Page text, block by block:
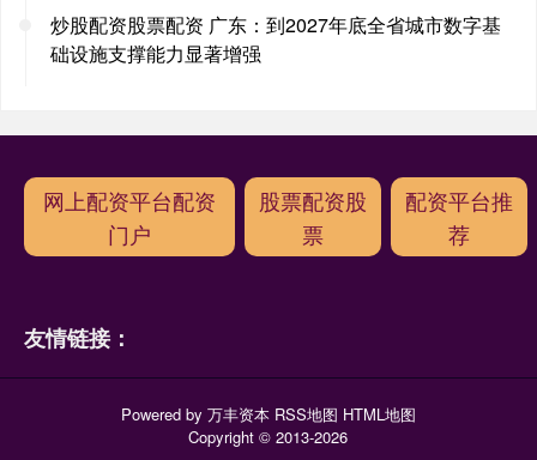
炒股配资股票配资 广东：到2027年底全省城市数字基
础设施支撑能力显著增强
网上配资平台配资
门户
股票配资股
票
配资平台推
荐
友情链接：
Powered by 万丰资本 RSS地图 HTML地图
Copyright© 2013-2026